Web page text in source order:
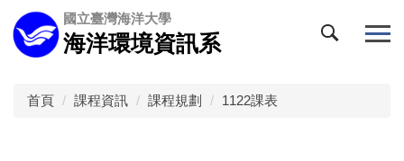
跳
到
主
國立臺灣海洋大學
海洋環境資訊系
首頁 課程資訊 課程規劃 1122課表